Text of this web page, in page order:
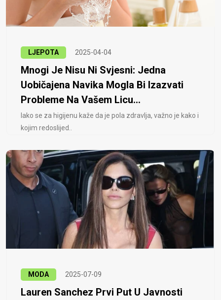
LJEPOTA 2025-04-04
Mnogi Je Nisu Ni Svjesni: Jedna
Uobičajena Navika Mogla Bi Izazvati
Probleme Na Vašem Licu...
Iako se za higijenu kaže da je pola zdravlja, važno je kako i
kojim redoslijed..
MODA 2025-07-09
Lauren Sanchez Prvi Put U Javnosti